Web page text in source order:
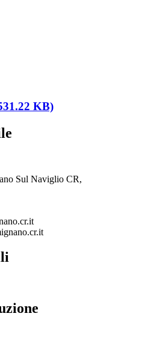
KB)
Sul Naviglio CR,